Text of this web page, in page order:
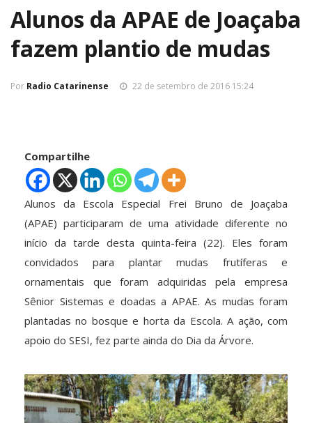
Alunos da APAE de Joaçaba
fazem plantio de mudas
Por Radio Catarinense 22 de setembro de 2016 15:24
Compartilhe
Alunos da Escola Especial Frei Bruno de Joaçaba
(APAE) participaram de uma atividade diferente no
início da tarde desta quinta-feira (22). Eles foram
convidados para plantar mudas frutíferas e
ornamentais que foram adquiridas pela empresa
Sênior Sistemas e doadas a APAE. As mudas foram
plantadas no bosque e horta da Escola. A ação, com
apoio do SESI, fez parte ainda do Dia da Árvore.